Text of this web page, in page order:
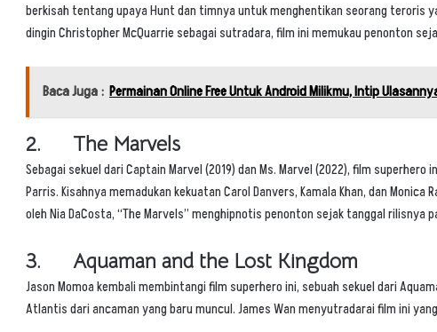
berkisah tentang upaya Hunt dan timnya untuk menghentikan seorang teroris
dingin Christopher McQuarrie sebagai sutradara, film ini memukau penonton
Baca Juga : Permainan Online Free Untuk Android Milikmu, Intip
2. The Marvels
Sebagai sekuel dari Captain Marvel (2019) dan Ms. Marvel (2022), film superhero
Parris. Kisahnya memadukan kekuatan Carol Danvers, Kamala Khan, dan
oleh Nia DaCosta, “The Marvels” menghipnotis penonton sejak tanggal rilisnya
3. Aquaman and the Lost Kingdom
Jason Momoa kembali membintangi film superhero ini, sebuah sekuel dari
Atlantis dari ancaman yang baru muncul. James Wan menyutradarai film ini